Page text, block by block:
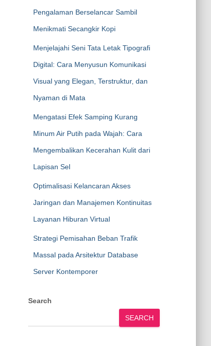
Pengalaman Berselancar Sambil
Menikmati Secangkir Kopi
Menjelajahi Seni Tata Letak Tipografi
Digital: Cara Menyusun Komunikasi
Visual yang Elegan, Terstruktur, dan
Nyaman di Mata
Mengatasi Efek Samping Kurang
Minum Air Putih pada Wajah: Cara
Mengembalikan Kecerahan Kulit dari
Lapisan Sel
Optimalisasi Kelancaran Akses
Jaringan dan Manajemen Kontinuitas
Layanan Hiburan Virtual
Strategi Pemisahan Beban Trafik
Massal pada Arsitektur Database
Server Kontemporer
Search
SEARCH